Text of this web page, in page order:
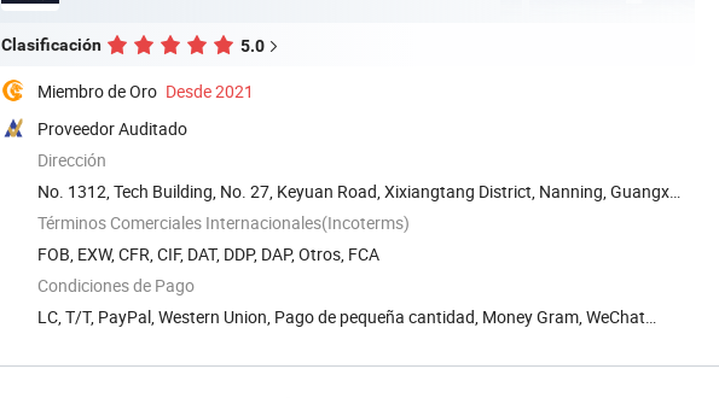
Clasificación 5.0
Miembro de Oro Desde 2021
Proveedor Auditado
Dirección
No. 1312, Tech Building, No. 27, Keyuan Road, Xixiangtang District, Nanning, Guangxi,
...
Términos Comerciales Internacionales(Incoterms)
FOB, EXW, CFR, CIF, DAT, DDP, DAP, Otros, FCA
Condiciones de Pago
LC, T/T, PayPal, Western Union, Pago de pequeña cantidad, Money Gram, WeChat